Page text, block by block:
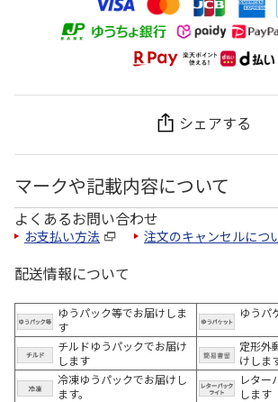
シェアする
マークや記載内容について
よくあるお問い合わせ
お支払い方法 注文のキャンセルにつ
配送情報について
ゆうパック等でお届けしま
す
ゆうパ
チルドゆうパックでお届け
します
定形外
けしま
冷凍ゆうパックでお届けし
ます。
レター
します